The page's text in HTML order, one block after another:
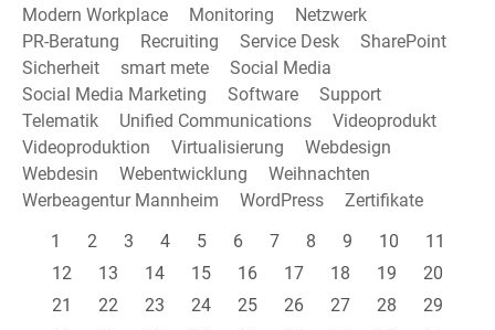
Modern Workplace
Monitoring
Netzwerk
PR-Beratung
Recruiting Service Desk
SharePoint
Sicherheit
smart mete
Social Media
Social Media Marketing
Software
Support
Telematik
Unified Communications
Videoprodukt
Videoproduktion
Virtualisierung
Webdesign
Webdesin
Webentwicklung
Weihnachten
Werbeagentur Mannheim
WordPress
Zertifikate
1
2 3 4 5 6 7 8 9 10
11
12
13 14 15 16 17 18 19
20
21
22 23 24 25 26 27 28
29